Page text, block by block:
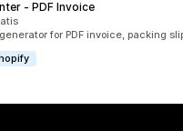
‑ PDF Invoice
235
for PDF invoice, packing